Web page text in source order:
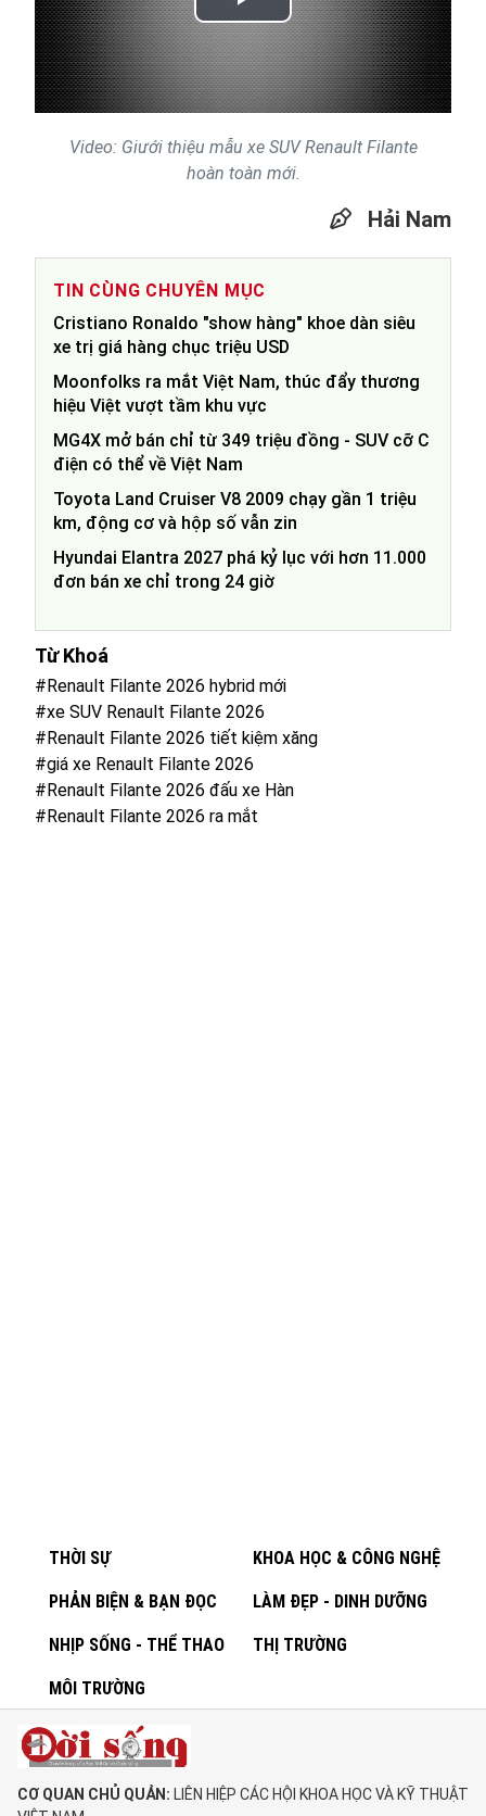
Play
Video
Video: Giưới thiệu mẫu xe SUV Renault Filante
hoàn toàn mới.
Hải Nam
TIN CÙNG CHUYÊN MỤC
Cristiano Ronaldo "show hàng" khoe dàn siêu
xe trị giá hàng chục triệu USD
Moonfolks ra mắt Việt Nam, thúc đẩy thương
hiệu Việt vượt tầm khu vực
MG4X mở bán chỉ từ 349 triệu đồng - SUV cỡ C
điện có thể về Việt Nam
Toyota Land Cruiser V8 2009 chạy gần 1 triệu
km, động cơ và hộp số vẫn zin
Hyundai Elantra 2027 phá kỷ lục với hơn 11.000
đơn bán xe chỉ trong 24 giờ
Từ Khoá
#Renault Filante 2026 hybrid mới
#xe SUV Renault Filante 2026
#Renault Filante 2026 tiết kiệm xăng
#giá xe Renault Filante 2026
#Renault Filante 2026 đấu xe Hàn
#Renault Filante 2026 ra mắt
THỜI SỰ KHOA HỌC & CÔNG NGHỆ
PHẢN BIỆN & BẠN ĐỌC LÀM ĐẸP - DINH DƯỠNG
NHỊP SỐNG - THỂ THAO THỊ TRƯỜNG
MÔI TRƯỜNG
CƠ QUAN CHỦ QUẢN: LIÊN HIỆP CÁC HỘI KHOA HỌC VÀ KỸ THUẬT